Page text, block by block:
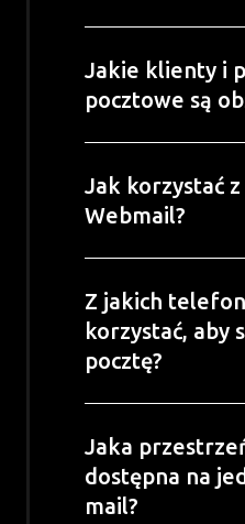
Jakie klienty i
pocztowe są
Jak korzystać
Webmail?
Z jakich
korzystać, aby
pocztę?
Jaka
dostępna na
mail?